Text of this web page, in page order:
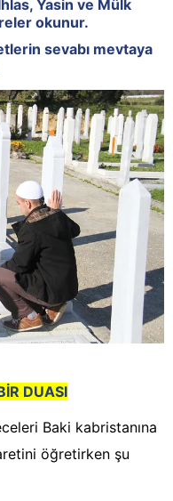
Yasin ve Mülk
okunur.
sevabı mevtaya
DUASI
Baki kabristanına
öğretirken şu